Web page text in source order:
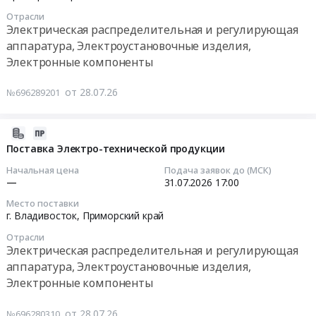
Отрасли
Электрическая распределительная и регулирующая
аппаратура, Электроустановочные изделия,
Электронные компоненты
№696289201 от 28.07.26
Поставка Электро-технической продукции
Начальная цена
—
Подача заявок до (МСК)
31.07.2026 17:00
Место поставки
г. Владивосток, Приморский край
Отрасли
Электрическая распределительная и регулирующая
аппаратура, Электроустановочные изделия,
Электронные компоненты
от 28.07.26